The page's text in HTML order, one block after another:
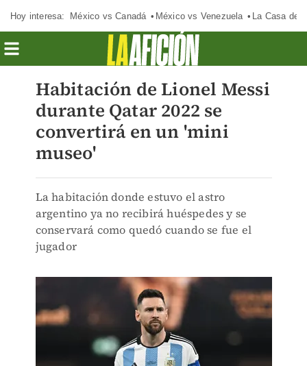
Hoy interesa: México vs Canadá México vs Venezuela La Casa de
Habitación de Lionel Messi
durante Qatar 2022 se
convertirá en un 'mini
museo'
La habitación donde estuvo el astro
argentino ya no recibirá huéspedes y se
conservará como quedó cuando se fue el
jugador